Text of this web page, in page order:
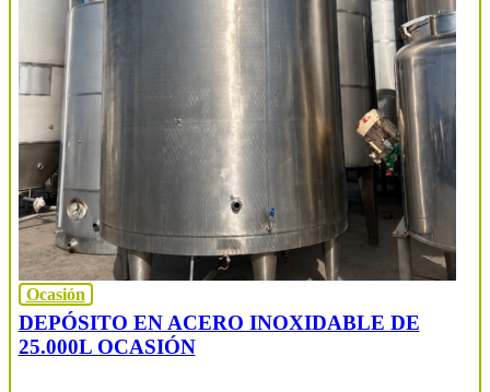
Ocasión
DEPÓSITO EN ACERO INOXIDABLE DE
25.000L OCASIÓN